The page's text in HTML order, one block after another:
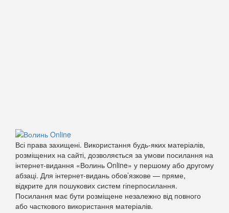
Всі права захищені. Використання будь-яких матеріалів,
розміщених на сайті, дозволяється за умови посилання на
інтернет-видання «Волинь Online» у першому або другому
абзаці. Для інтернет-видань обов’язкове — пряме,
відкрите для пошукових систем гіперпосилання.
Посилання має бути розміщене незалежно від повного
або часткового використання матеріалів.